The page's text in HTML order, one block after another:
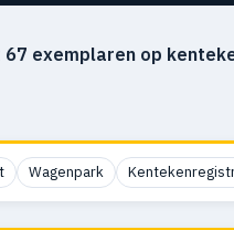
67 exemplaren op
Wagenpark